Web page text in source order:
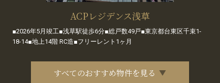
ACPレジデンス浅草
■2026年5月竣工■浅草駅徒歩6分■総戸数49戸■東京都台東区千束1-
18-14■地上14階 RC造■フリーレント1ヶ月
すべてのおすすめ物件を見る